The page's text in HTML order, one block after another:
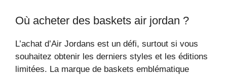
Où acheter des baskets air jordan ?
L’achat d’Air Jordans est un défi, surtout si vous
souhaitez obtenir les derniers styles et les éditions
limitées. La marque de baskets emblématique